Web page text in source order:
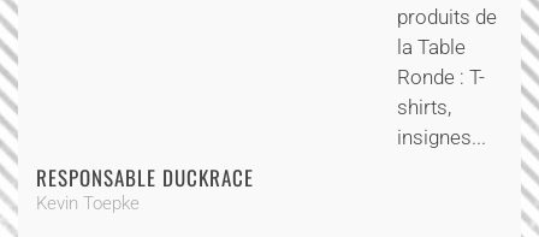
produits de
la Table
Ronde : T-
shirts,
insignes...
RESPONSABLE DUCKRACE
Kevin Toepke